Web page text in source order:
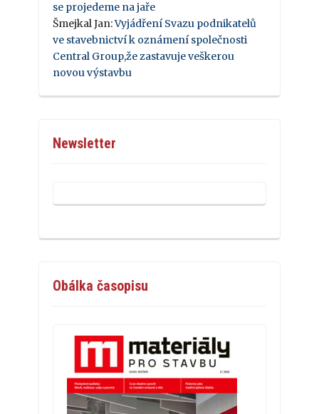
se projedeme na jaře
Šmejkal Jan:Vyjádření Svazu podnikatelů
ve stavebnictví k oznámení společnosti
Central Group,že zastavuje veškerou
novou výstavbu
Newsletter
Obálka časopisu